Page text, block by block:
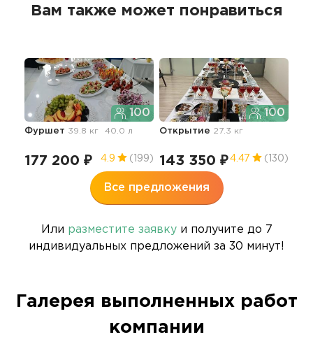
Вам также может понравиться
100
Фуршет 39.8 кг 40.0 л
177 200 ₽ 4.9 (199)
100
Открытие 27.3 кг
143 350 ₽4.47 (130)
Все предложения
Или разместите заявкуи получите до 7
индивидуальных предложений за 30 минут!
Галерея выполненных работ
компании